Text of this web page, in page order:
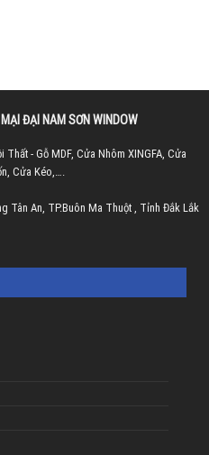
ĐẠI NAM SƠN WINDOW
- Gỗ MDF, Cửa Nhôm XINGFA, Cửa
Cửa Kéo,….
Tân An, TP.Buôn Ma Thuột , Tỉnh Đắk Lắk